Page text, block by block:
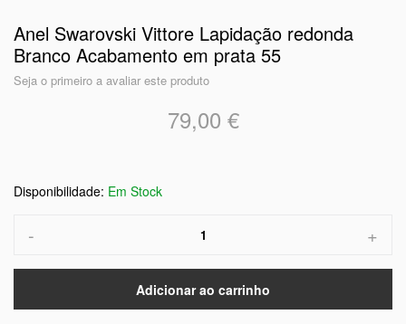
Anel Swarovski Vittore Lapidação redonda
Branco Acabamento em prata 55
Seja o primeiro a avaliar este produto
79,00 €
Em Stock
- +
Adicionar ao carrinho